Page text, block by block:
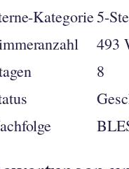
Kategorie5-
493
8